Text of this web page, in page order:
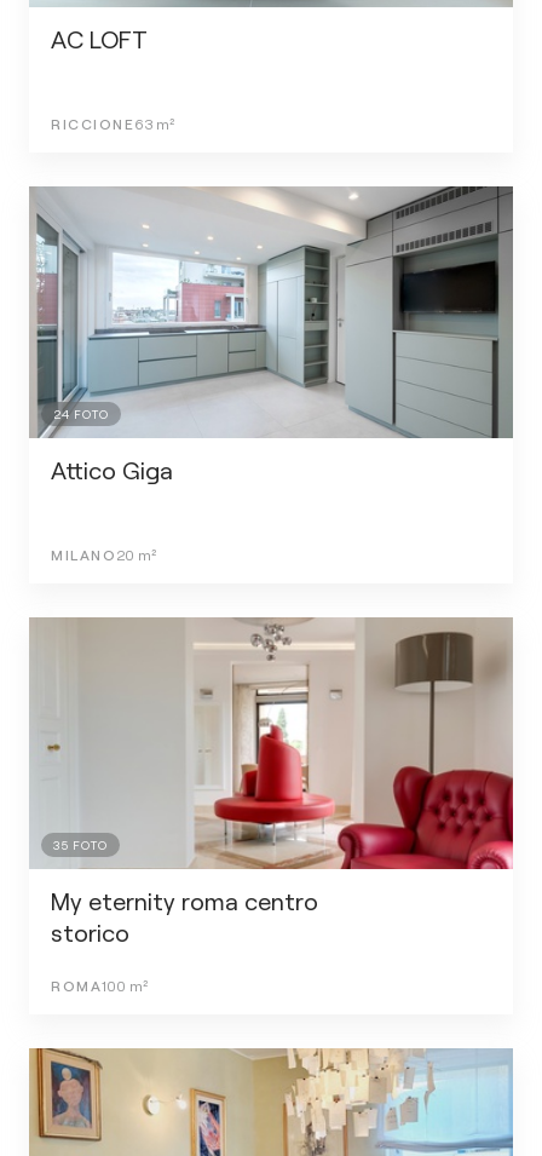
AC LOFT
RICCIONE 63 m²
24FOTO
Attico Giga
MILANO 20 m²
35 FOTO
My eternity roma centro
storico
ROMA100 m²